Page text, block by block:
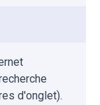
d'onglet).